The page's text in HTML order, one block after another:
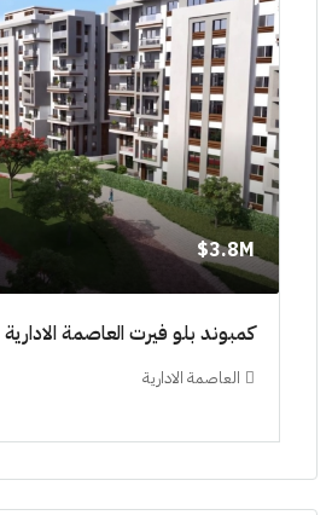
3.8M$
كمبوند بلو فيرت العاصمة الادارية
العاصمة الادارية